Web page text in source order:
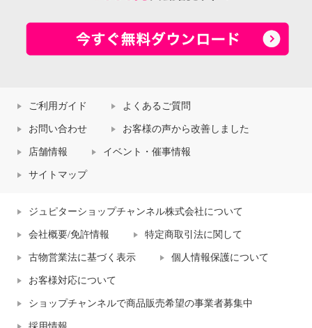
ご利用ガイド よくあるご質問
お問い合わせ お客様の声から改善しました
店舗情報 イベント・催事情報
サイトマップ
ジュピターショップチャンネル株式会社について
会社概要/免許情報 特定商取引法に関して
古物営業法に基づく表示 個人情報保護について
お客様対応について
ショップチャンネルで商品販売希望の事業者募集中